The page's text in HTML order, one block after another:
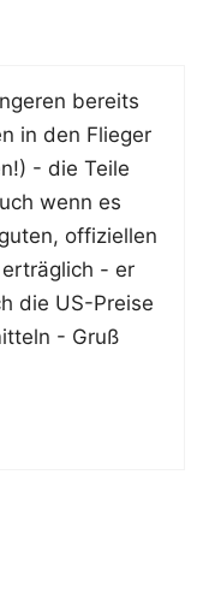
bereits
in den Flie­ger
- die Tei­le
wenn es
offi­zi­el­len
- er
die US-Prei­se
- Gruß